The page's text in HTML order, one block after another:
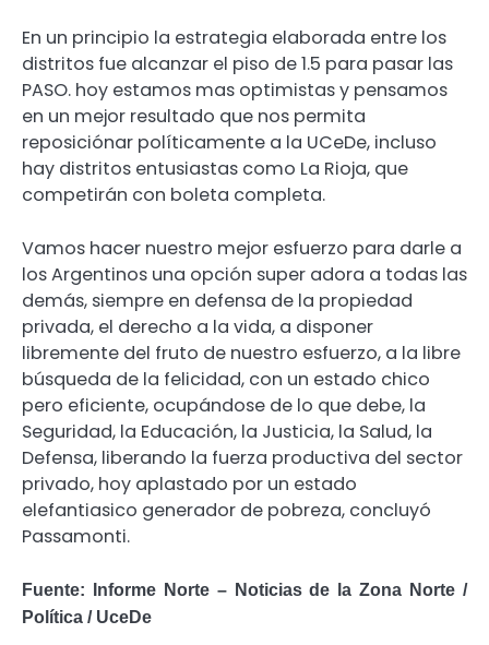
En un principio la estrategia elaborada entre los
distritos fue alcanzar el piso de 1.5 para pasar las
PASO. hoy estamos mas optimistas y pensamos
en un mejor resultado que nos permita
reposiciónar políticamente a la UCeDe, incluso
hay distritos entusiastas como La Rioja, que
competirán con boleta completa.
Vamos hacer nuestro mejor esfuerzo para darle a
los Argentinos una opción super adora a todas las
demás, siempre en defensa de la propiedad
privada, el derecho a la vida, a disponer
libremente del fruto de nuestro esfuerzo, a la libre
búsqueda de la felicidad, con un estado chico
pero eficiente, ocupándose de lo que debe, la
Seguridad, la Educación, la Justicia, la Salud, la
Defensa, liberando la fuerza productiva del sector
privado, hoy aplastado por un estado
elefantiasico generador de pobreza, concluyó
Passamonti.
Fuente: Informe Norte – Noticias de la Zona Norte /
Política / UceDe